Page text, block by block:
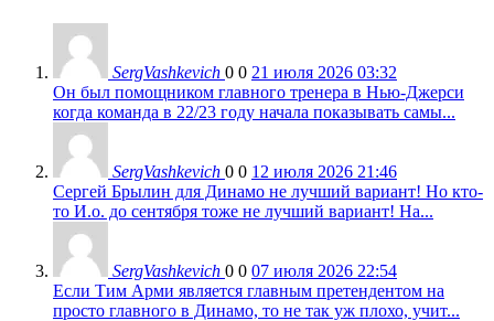
SergVashkevich 0 0 21 июля 2026 03:32
Он был помощником главного тренера в Нью-Джерси
когда команда в 22/23 году начала показывать самы...
SergVashkevich 0 0 12 июля 2026 21:46
Сергей Брылин для Динамо не лучший вариант! Но кто-
то И.о. до сентября тоже не лучший вариант! На...
SergVashkevich 0 0 07 июля 2026 22:54
Если Тим Арми является главным претендентом на
просто главного в Динамо, то не так уж плохо, учит...